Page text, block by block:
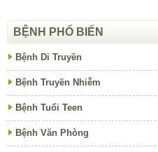
BỆNH PHỔ BIẾN
Bệnh Di Truyền
Bệnh Truyền Nhiễm
Bệnh Tuổi Teen
Bệnh Văn Phòng